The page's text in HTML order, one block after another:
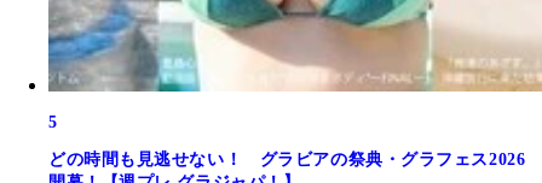
5
どの時間も見逃せない！ グラビアの祭典・グラフェス2026